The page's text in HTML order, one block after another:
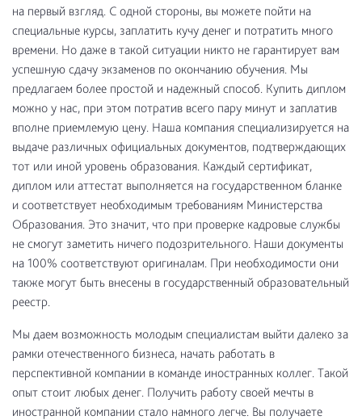
на первый взгляд. С одной стороны, вы можете пойти на
специальные курсы, заплатить кучу денег и потратить много
времени. Но даже в такой ситуации никто не гарантирует вам
успешную сдачу экзаменов по окончанию обучения. Мы
предлагаем более простой и надежный способ. Купить диплом
можно у нас, при этом потратив всего пару минут и заплатив
вполне приемлемую цену. Наша компания специализируется на
выдаче различных официальных документов, подтверждающих
тот или иной уровень образования. Каждый сертификат,
диплом или аттестат выполняется на государственном бланке
и соответствует необходимым требованиям Министерства
Образования. Это значит, что при проверке кадровые службы
не смогут заметить ничего подозрительного. Наши документы
на 100% соответствуют оригиналам. При необходимости они
также могут быть внесены в государственный образовательный
реестр.
Мы даем возможность молодым специалистам выйти далеко за
рамки отечественного бизнеса, начать работать в
перспективной компании в команде иностранных коллег. Такой
опыт стоит любых денег. Получить работу своей мечты в
иностранной компании стало намного легче. Вы получаете